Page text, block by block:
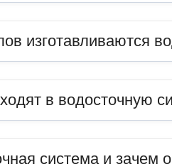
изготавливаются
в водосточную
система и зачем